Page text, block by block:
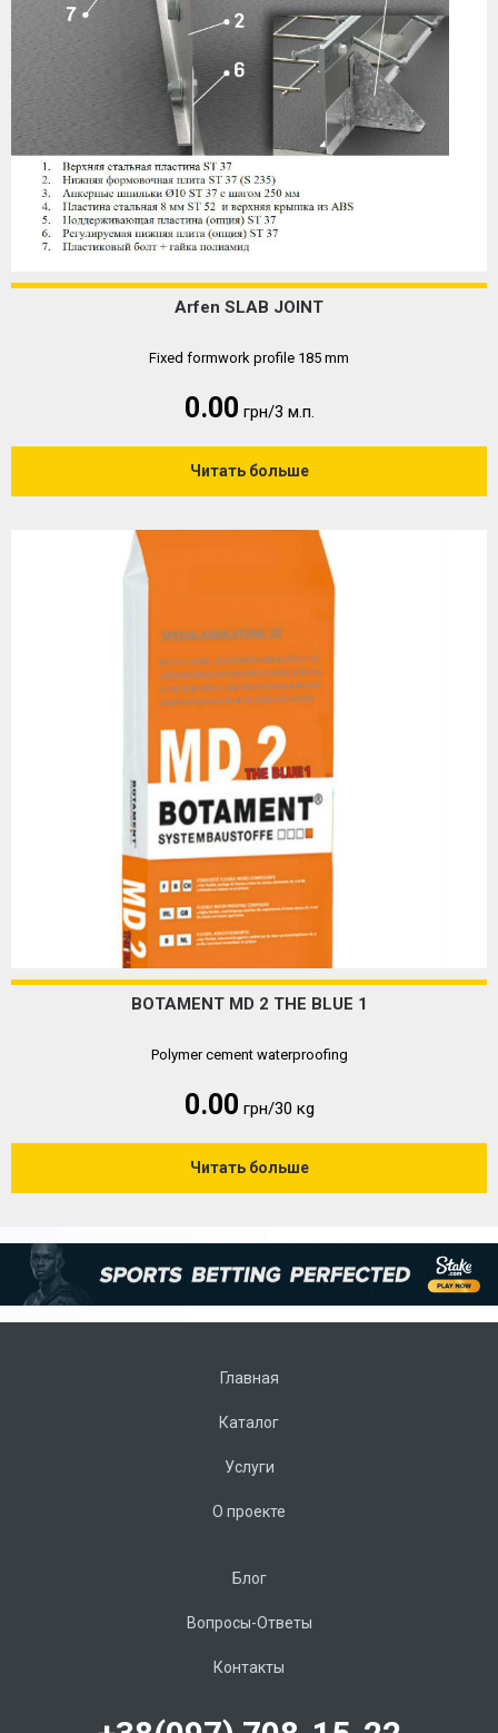
Arfen SLAB JOINT
Fixed formwork profile 185 mm
0.00 грн/3 м.п.
Читать больше
BOTAMENT MD 2 THE BLUE 1
Polymer cement waterproofing
0.00 грн/30 кg
Читать больше
Главная
Каталог
Услуги
О проекте
Блог
Вопросы-Ответы
Контакты